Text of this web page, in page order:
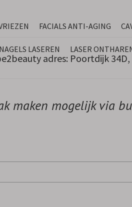
FACIALS ANTI-AGING
LASEREN LASER
adres: Poortdijk
maken mogelijk via